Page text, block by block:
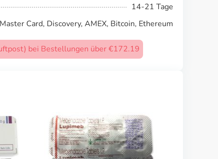
14-21 Tage
Card, Discovery, AMEX, Bitcoin, Ethereum
bei Bestellungen über €172.19